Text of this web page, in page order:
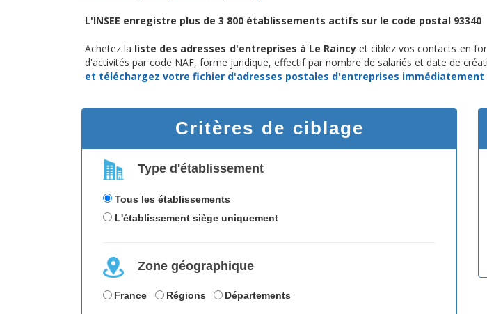
L'INSEE enregistre plus de 3 800 établissements actifs sur le code postal 93340
Achetez la liste des adresses d'entreprises à Le Raincyet ciblez vos contacts en
d'activités par code NAF, forme juridique, effectif par nombre de salariés et date de
et téléchargez votre fichier d'adresses postales d'entreprises immédiatement
Critères de ciblage
Type d'établissement
Tous les établissements
L'établissement siège uniquement
Zone géographique
France Régions Départements